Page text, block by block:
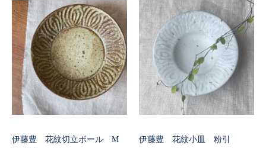
伊藤豊 花紋切立ボール M
伊藤豊 花紋小皿 粉引